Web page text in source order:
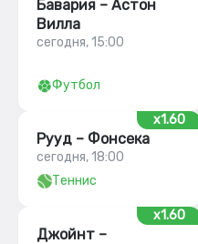
Бавария – Астон
Вилла
сегодня, 15:00
Футбол
x1.60
Рууд – Фонсека
сегодня, 18:00
Теннис
x1.60
Джойнт –